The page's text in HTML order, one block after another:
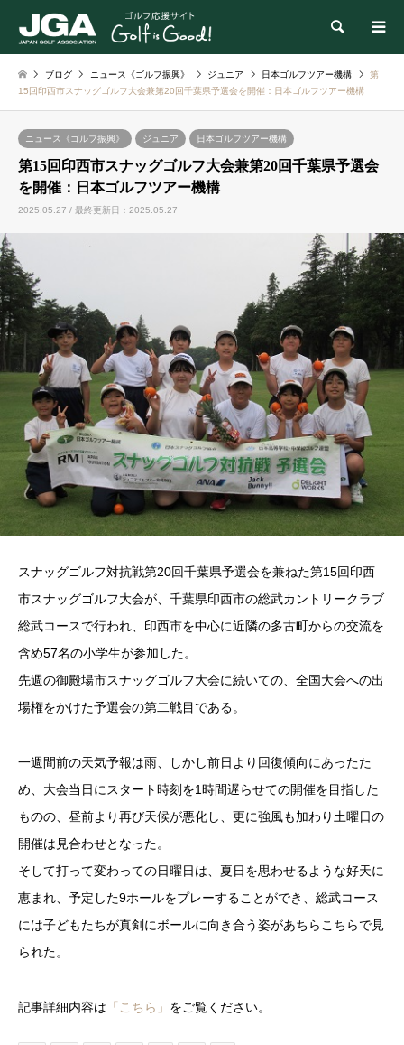
検索
ブログ ニュース《ゴルフ振興》 ジュニア 日本ゴルフツアー機構
第
15回印西市スナッグゴルフ大会兼第20回千葉県予選会を開催：日本ゴルフツアー機構
ニュース《ゴルフ振興》 ジュニア 日本ゴルフツアー機構
第15回印西市スナッグゴルフ大会兼第20回千葉県予選会
を開催：日本ゴルフツアー機構
2025.05.27 / 最終更新日：2025.05.27
スナッグゴルフ対抗戦第20回千葉県予選会を兼ねた第15回印西
市スナッグゴルフ大会が、千葉県印西市の総武カントリークラブ
総武コースで行われ、印西市を中心に近隣の多古町からの交流を
含め57名の小学生が参加した。
先週の御殿場市スナッグゴルフ大会に続いての、全国大会への出
場権をかけた予選会の第二戦目である。
一週間前の天気予報は雨、しかし前日より回復傾向にあったた
め、大会当日にスタート時刻を1時間遅らせての開催を目指した
ものの、昼前より再び天候が悪化し、更に強風も加わり土曜日の
開催は見合わせとなった。
そして打って変わっての日曜日は、夏日を思わせるような好天に
恵まれ、予定した9ホールをプレーすることができ、総武コース
には子どもたちが真剣にボールに向き合う姿があちらこちらで見
られた。
記事詳細内容は 「こちら」 をご覧ください。